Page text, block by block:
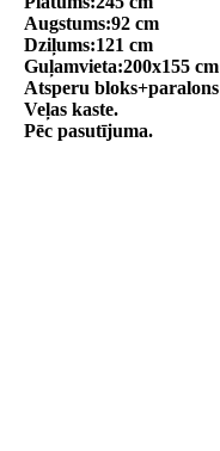
Augstums:92 cm
Dziļums:121 cm
Guļamvieta:200x155 cm
Atsperu bloks+paralons
Veļas kaste.
Pēc pasutījuma.